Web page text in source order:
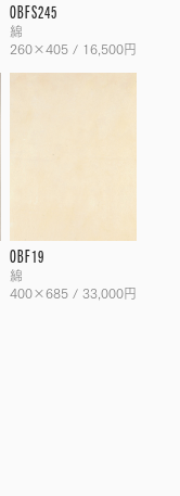
OBFS245
綿
260×405 / 16,500円
OBF19
綿
400×685 / 33,000円